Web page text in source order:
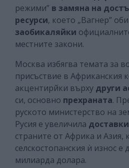
режими” в замяна на
ресурси, което „Вагнер”
заобикаляйки
местните закони.
Москва избягва темата за
присъствие в Африканския
акцентирйки върху други
си, основно прехраната.
руското министерство на
Русия е увеличила
страните от Африка и Азия,
селскостопанския ѝ износ е
милиарда долара.